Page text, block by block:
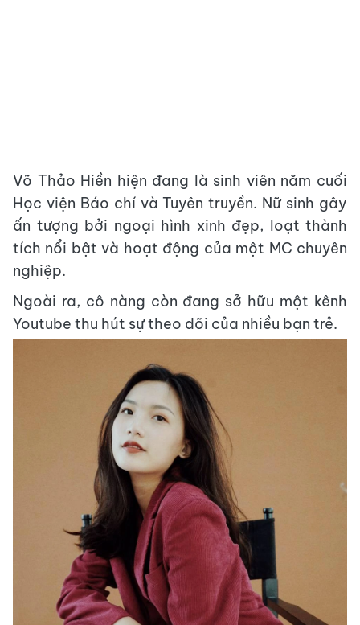
Võ Thảo Hiền hiện đang là sinh viên năm cuối
Học viện Báo chí và Tuyên truyền. Nữ sinh gây
ấn tượng bởi ngoại hình xinh đẹp, loạt thành
tích nổi bật và hoạt động của một MC chuyên
nghiệp.
Ngoài ra, cô nàng còn đang sở hữu một kênh
Youtube thu hút sự theo dõi của nhiều bạn trẻ.